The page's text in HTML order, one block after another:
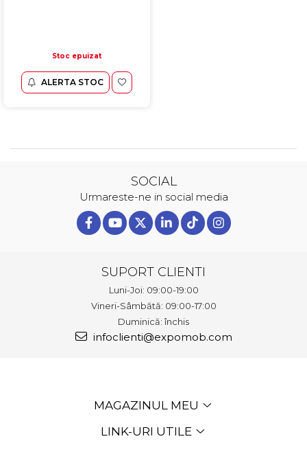
Stoc epuizat
ALERTA STOC
SOCIAL
Urmareste-ne in social media
SUPORT CLIENTI
Luni-Joi: 09:00-19:00
Vineri-Sâmbătă: 09:00-17:00
Duminică: închis
infoclienti@expomob.com
MAGAZINUL MEU
LINK-URI UTILE